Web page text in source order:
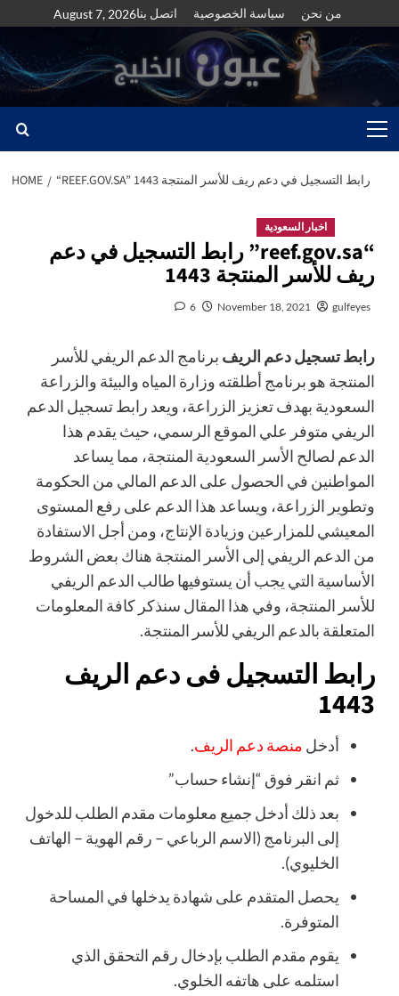
to
content
August 7, 2026اتصل بنا سياسة الخصوصية من نحن
Menu
HOME “REEF.GOV.SA” رابط التسجيل في دعم ريف للأسر المنتجة 1443
اخبار السعودية
“reef.gov.sa” رابط التسجيل في دعم
ريف للأسر المنتجة 1443
gulfeyes
November 18, 2021
6
رابط تسجيل دعم الريف برنامج الدعم الريفي للأسر
المنتجة هو برنامج أطلقته وزارة المياه والبيئة والزراعة
السعودية بهدف تعزيز الزراعة، ويعد رابط تسجيل الدعم
الريفي متوفر علي الموقع الرسمي، حيث يقدم هذا
الدعم لصالح الأسر السعودية المنتجة، مما يساعد
المواطنين في الحصول على الدعم المالي من الحكومة
وتطوير الزراعة، ويساعد هذا الدعم على رفع المستوى
المعيشي للمزارعين وزيادة الإنتاج، ومن أجل الاستفادة
من الدعم الريفي إلى الأسر المنتجة هناك بعض الشروط
الأساسية التي يجب أن يستوفيها طالب الدعم الريفي
للأسر المنتجة، وفي هذا المقال سنذكر كافة المعلومات
المتعلقة بالدعم الريفي للأسر المنتجة.
رابط التسجيل فى دعم الريف
1443
أدخل منصة دعم الريف.
ثم انقر فوق “إنشاء حساب”
بعد ذلك أدخل جميع معلومات مقدم الطلب للدخول
إلى البرنامج (الاسم الرباعي – رقم الهوية – الهاتف
الخليوي).
يحصل المتقدم على شهادة يدخلها في المساحة
المتوفرة.
يقوم مقدم الطلب بإدخال رقم التحقق الذي
استلمه على هاتفه الخلوي.